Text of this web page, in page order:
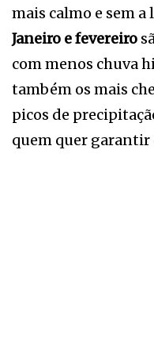
mais calmo e sem
Janeiro e fevereiro
com menos chuva
também os mais
picos de
quem quer garantir